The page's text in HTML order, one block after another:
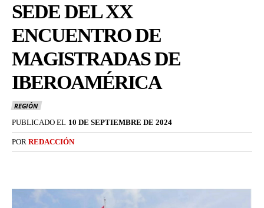
SEDE DEL XX
ENCUENTRO DE
MAGISTRADAS DE
IBEROAMÉRICA
REGIÓN
PUBLICADO EL 10 DE SEPTIEMBRE DE 2024
POR REDACCIÓN